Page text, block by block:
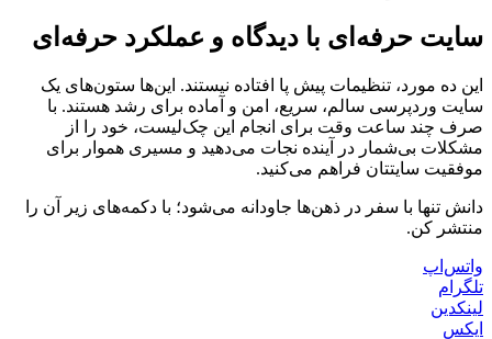
سایت حرفه‌ای با دیدگاه و عملکرد حرفه‌ای
این ده مورد، تنظیمات پیش پا افتاده نیستند. این‌ها ستون‌های یک
سایت وردپرسی سالم، سریع، امن و آماده برای رشد هستند. با
صرف چند ساعت وقت برای انجام این چک‌لیست، خود را از
مشکلات بی‌شمار در آینده نجات می‌دهید و مسیری هموار برای
موفقیت سایتتان فراهم می‌کنید.
دانش تنها با سفر در ذهن‌ها جاودانه می‌شود؛ با دکمه‌های زیر آن را
منتشر کن.
واتس‌اپ
تلگرام
لینکدین
ایکس